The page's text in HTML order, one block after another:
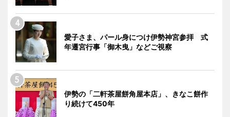
愛子さま、パール身につけ伊勢神宮参拝 式
年遷宮行事「御木曳」などご視察
伊勢の「二軒茶屋餅角屋本店」、きなこ餅作
り続けて450年